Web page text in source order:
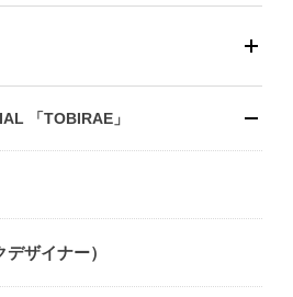
「TOBIRAE」
ザイナー）